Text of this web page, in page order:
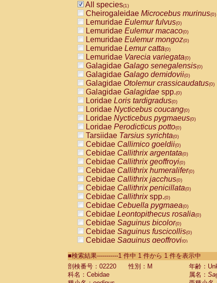
All species(1)
Cheirogaleidae Microcebus murinus(0)
Lemuridae Eulemur fulvus(0)
Lemuridae Eulemur macaco(0)
Lemuridae Eulemur mongoz(0)
Lemuridae Lemur catta(0)
Lemuridae Varecia variegata(0)
Galagidae Galago senegalensis(0)
Galagidae Galago demidovii(0)
Galagidae Otolemur crassicaudatus(0)
Galagidae Galagidae spp.(0)
Loridae Loris tardigradus(0)
Loridae Nycticebus coucang(0)
Loridae Nycticebus pygmaeus(0)
Loridae Perodicticus potto(0)
Tarsiidae Tarsius syrichta(0)
Cebidae Callimico goeldii(0)
Cebidae Callithrix argentata(0)
Cebidae Callithrix geoffroyi(0)
Cebidae Callithrix humeralifer(0)
Cebidae Callithrix jacchus(0)
Cebidae Callithrix penicillata(0)
Cebidae Callithrixspp.(0)
Cebidae Cebuella pygmaea(0)
Cebidae Leontopithecus rosalia(0)
Cebidae Saguinus bicolor(0)
Cebidae Saguinus fuscicollis(0)
Cebidae Saguinus geoffroyi(0)
CebidaeSaguinus labiatus(0)
Cebidae Saguinus leucopus (0)
Cebidae
■検索結果-----------1 件中 1 件から 1 件を表示中
剖検番号：02220
性別：M
年齢：
科名：Cebidae
属名：